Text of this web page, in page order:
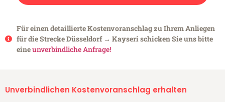
Für einen detaillierte Kostenvoranschlag zu Ihrem Anliegen
für die Strecke Düsseldorf → Kayseri schicken Sie uns bitte
eineunverbindliche Anfrage!
Unverbindlichen Kostenvoranschlag erhalten